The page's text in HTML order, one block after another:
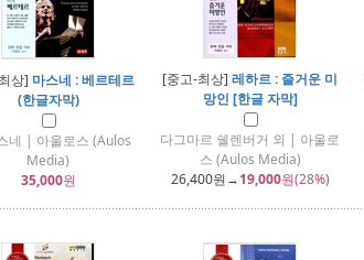
상] 마스네 : 베르테르
(한글자막)
네 | 아울로스 (Aulos
Media)
35,000원
[중고-최상] 레하르 : 즐거운 미
망인 [한글 자막]
다그마르 쉘렌버거 외 | 아울로
스 (Aulos Media)
26,400원→19,000원(28%)